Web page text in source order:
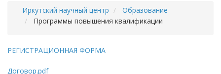
Строка
Иркутский научный центр
Образование
Программы повышения квалификации
РЕГИСТРАЦИОННАЯ ФОРМА
Договор.pdf